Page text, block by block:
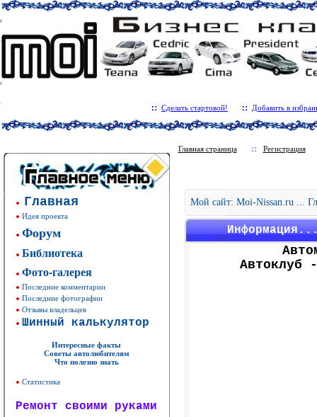
Сделать стартовой! Добавить в
Главная
Идея проекта
Форум
Библиотека
Фото-галерея
Последние комментарии
Последние фотографии
Отзывы владельцев
Шинный калькулятор
Интересные факты
Советы автолюбителям
Что полезно знать
Статистика
Ремонт своими руками
Главная страница Регистрация
Мой сайт: Moi-Nissan.ru ...
Автоклуб